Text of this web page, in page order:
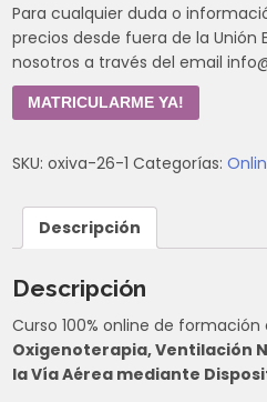
Para cualquier duda o
precios desde fuera de la Unión
nosotros a través del email
MATRICULARME YA!
SKU:oxiva-26-1 Categorías:
Descripción
Descripción
Curso 100% online de formación
Oxigenoterapia, Ventilación
la Vía Aérea mediante